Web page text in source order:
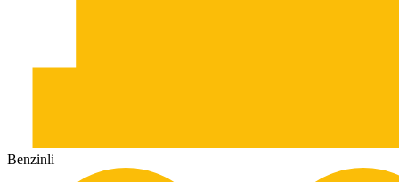
Benzinli